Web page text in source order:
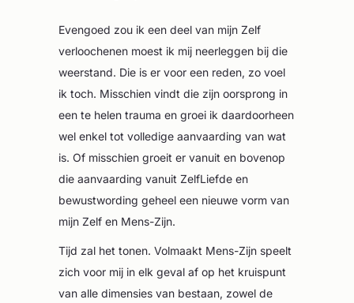
Evengoed zou ik een deel van mijn Zelf
verloochenen moest ik mij neerleggen bij die
weerstand. Die is er voor een reden, zo voel
ik toch. Misschien vindt die zijn oorsprong in
een te helen trauma en groei ik daardoorheen
wel enkel tot volledige aanvaarding van wat
is. Of misschien groeit er vanuit en bovenop
die aanvaarding vanuit ZelfLiefde en
bewustwording geheel een nieuwe vorm van
mijn Zelf en Mens-Zijn.
Tijd zal het tonen. Volmaakt Mens-Zijn speelt
zich voor mij in elk geval af op het kruispunt
van alle dimensies van bestaan, zowel de